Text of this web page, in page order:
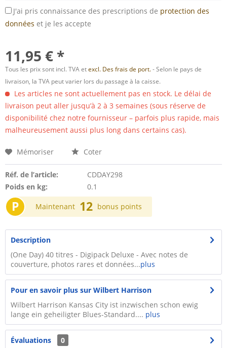
J'ai pris connaissance des prescriptions de protection des
données et je les accepte
11,95 € *
Tous les prix sont incl. TVA etexcl. Des frais de port.- Selon le pays de
livraison, la TVA peut varier lors du passage à la caisse.
Les articles ne sont actuellement pas en stock. Le délai de
livraison peut aller jusqu’à 2 à 3 semaines (sous réserve de
disponibilité chez notre fournisseur – parfois plus rapide, mais
malheureusement aussi plus long dans certains cas).
Mémoriser Coter
Réf. de l’article:
CDDAY298
Poids en kg:
0.1
P Maintenant 12 bonus points
Description
(One Day) 40 titres - Digipack Deluxe - Avec notes de
couverture, photos rares et données...plus
Pour en savoir plus sur Wilbert Harrison
Wilbert Harrison Kansas City ist inzwischen schon ewig
lange ein geheiligter Blues-Standard.... plus
Évaluations
0